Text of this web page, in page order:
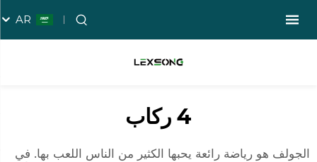
AR
4 ركاب
الجولف هو رياضة رائعة يحبها الكثير من الناس اللعب بها. في